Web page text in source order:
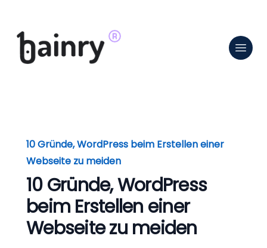
10 Gründe, WordPress beim Erstellen einer
Webseite zu meiden
10 Gründe, WordPress
beim Erstellen einer
Webseite zu meiden